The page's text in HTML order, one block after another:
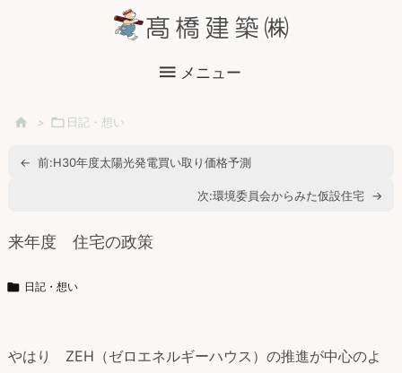
メニュー
 >  日記・想い
← 前:H30年度太陽光発電買い取り価格予測
次:環境委員会からみた仮設住宅 →
来年度 住宅の政策
 日記・想い
やはり ZEH（ゼロエネルギーハウス）の推進が中心のよ